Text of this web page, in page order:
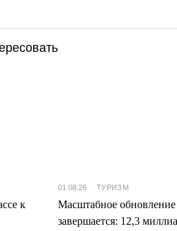
к
01.08.26 ТУРИЗМ
Масштабное
завершается: 12,3